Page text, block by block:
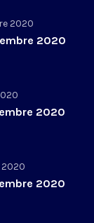
2020
2020
2020
2020